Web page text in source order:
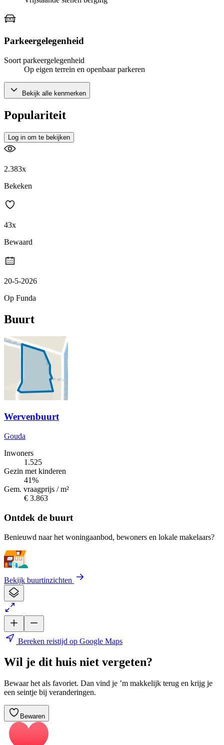
Parkeergelegenheid
Soort parkeergelegenheid
Op eigen terrein en openbaar parkeren
Bekijk alle kenmerken
Populariteit
Log in om te bekijken
2.383x
Bekeken
43x
Bewaard
20-5-2026
Op Funda
Buurt
Wervenbuurt
Gouda
Inwoners
1.525
Gezin met kinderen
41%
Gem. vraagprijs / m²
€ 3.863
Ontdek de buurt
Benieuwd naar het woningaanbod, bewoners en lokale makelaars?
Bekijk buurtinzichten
Bereken reistijd op Google Maps
Wil je dit huis niet vergeten?
Bewaar het als favoriet. Dan vind je ’m makkelijk terug en krijg je
een seintje bij veranderingen.
Bewaren